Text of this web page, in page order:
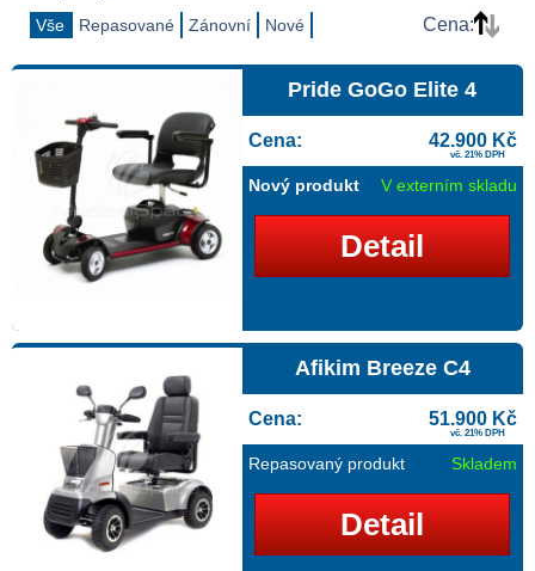
Vše Repasované Zánovní Nové Cena:
Pride GoGo Elite 4
Cena: 42.900 Kč
vč. 21% DPH
Nový produkt V externím skladu
Detail
Afikim Breeze C4
Cena: 51.900 Kč
vč. 21% DPH
Repasovaný produkt Skladem
Detail